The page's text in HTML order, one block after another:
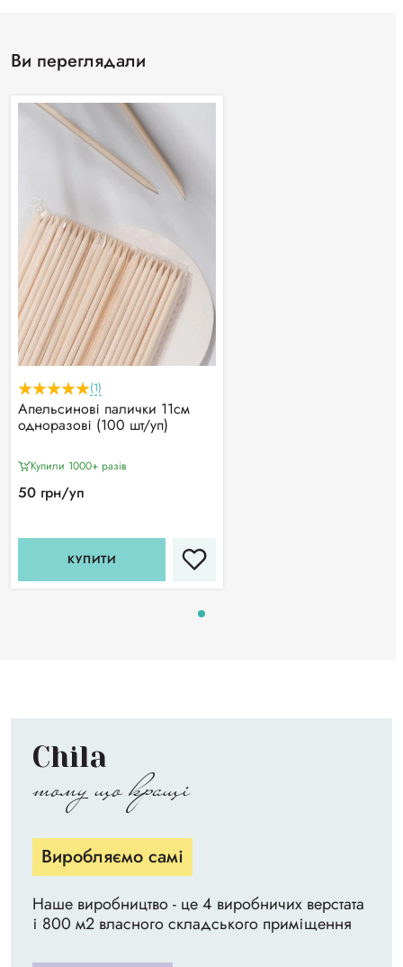
Ви переглядали
(1)
Апельсинові палички 11см
одноразові (100 шт/уп)
Купили 1000+ разiв
50 грн/уп
КУПИТИ
Chila
тому що кращі
Виробляємо самі
Наше виробництво - це 4 виробничих верстата
і 800 м2 власного складського приміщення